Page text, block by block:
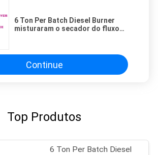
6 Ton Per Batch Diesel Burner
misturaram o secador do fluxo
Continue
Top Produtos
6 Ton Per Batch Diesel